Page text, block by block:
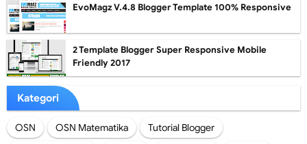
EvoMagz V.4.8 Blogger Template 100% Responsive
2 Template Blogger Super Responsive Mobile
Friendly 2017
Kategori
OSN OSN Matematika
Tutorial Blogger